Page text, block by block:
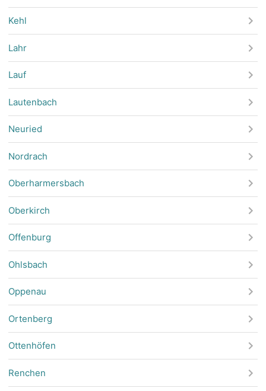
Kehl
Lahr
Lauf
Lautenbach
Neuried
Nordrach
Oberharmersbach
Oberkirch
Offenburg
Ohlsbach
Oppenau
Ortenberg
Ottenhöfen
Renchen